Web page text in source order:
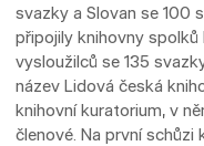
svazky a Slovan se 100
připojily knihovny
vysloužilců se 135
název Lidová česká
knihovní kuratorium, v
členové. Na první